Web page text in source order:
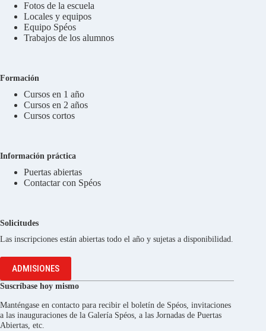
Fotos de la escuela
Locales y equipos
Equipo Spéos
Trabajos de los alumnos
Formación
Cursos en 1 año
Cursos en 2 años
Cursos cortos
Información práctica
Puertas abiertas
Contactar con Spéos
Solicitudes
Las inscripciones están abiertas todo el año y sujetas a disponibilidad.
ADMISIONES
Suscríbase hoy mismo
Manténgase en contacto para recibir el boletín de Spéos, invitaciones
a las inauguraciones de la Galería Spéos, a las Jornadas de Puertas
Abiertas, etc.